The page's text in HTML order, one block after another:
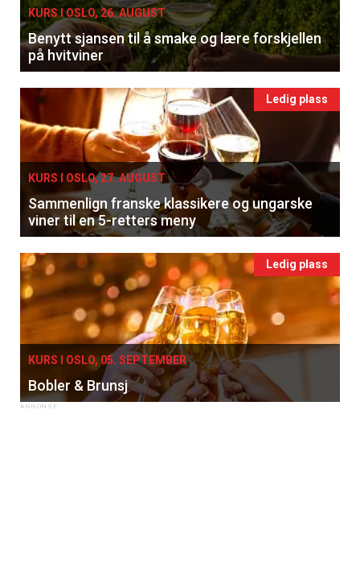
KURS I OSLO, 26. AUGUST
Benytt sjansen til å smake og lære forskjellen
på hvitviner
Ledig plass
KURS I OSLO, 27. AUGUST
Sammenlign franske klassikere og ungarske
viner til en 5-retters meny
Ledig plass
KURS I OSLO, 05. SEPTEMBER
Bobler & Brunsj